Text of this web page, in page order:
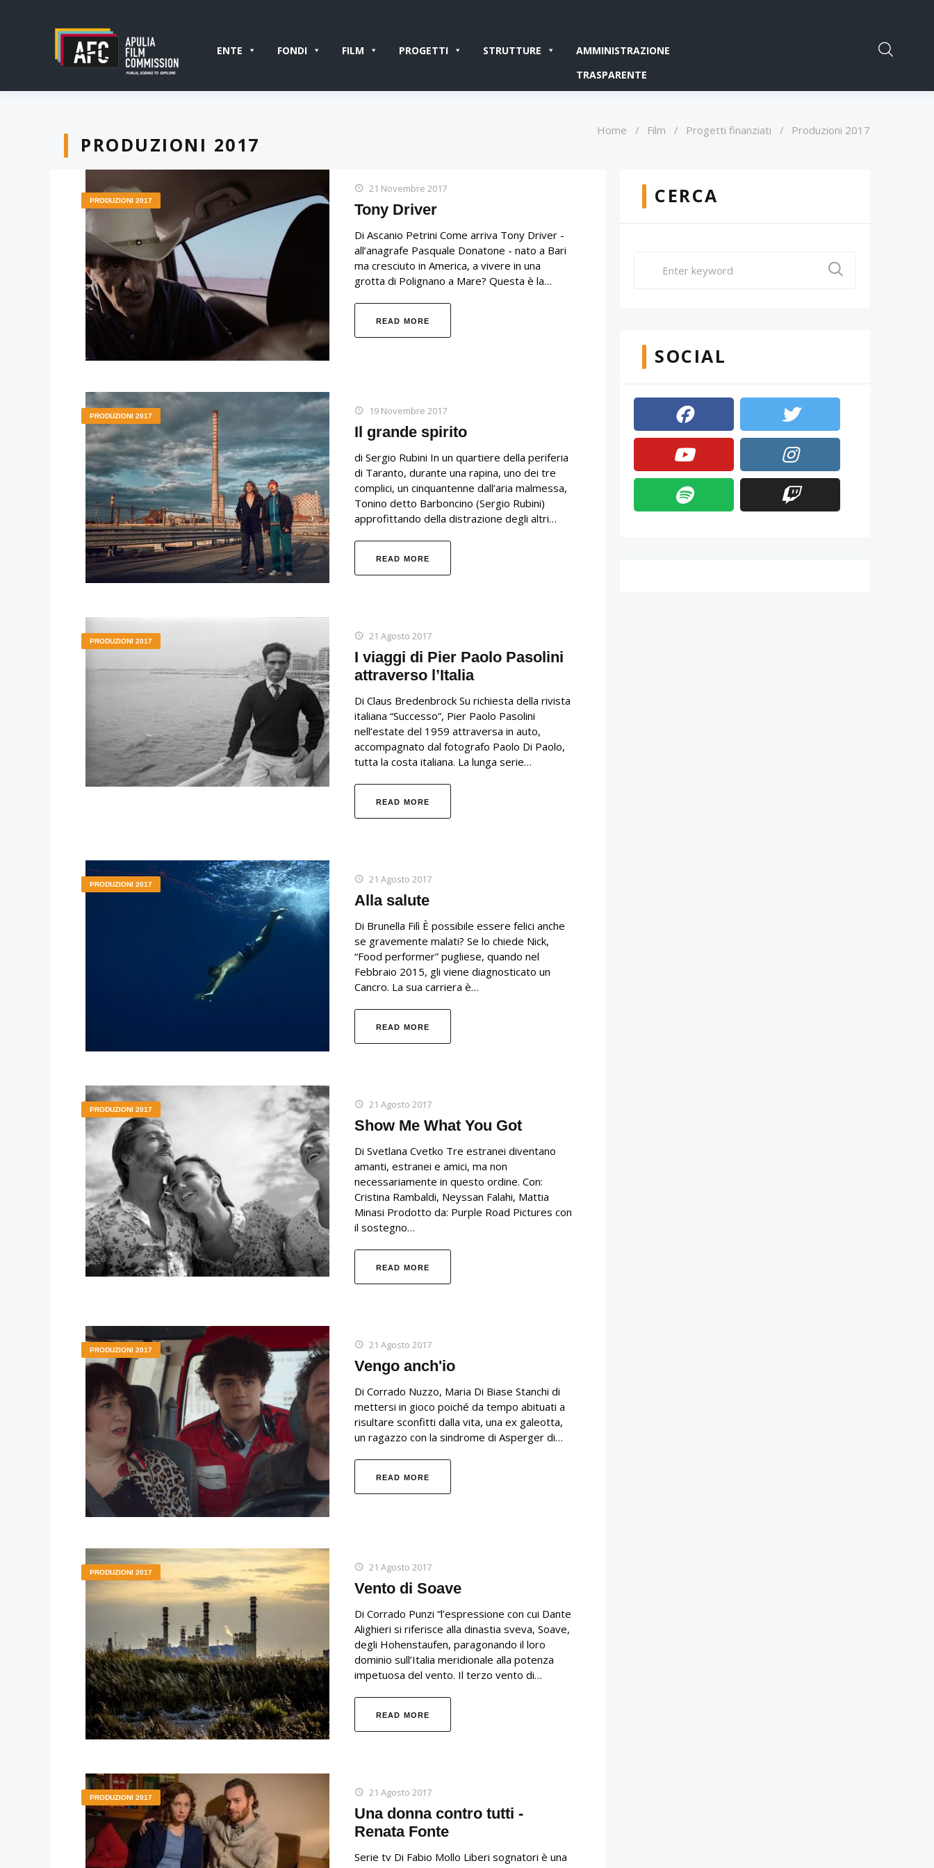
ENTE FONDI FILM PROGETTI STRUTTURE
AMMINISTRAZIONE
TRASPARENTE
PRODUZIONI 2017
Home / Film / Progetti finanziati / Produzioni 2017
21 Novembre 2017
PRODUZIONI 2017
Tony Driver
Di Ascanio Petrini Come arriva Tony Driver -
all’anagrafe Pasquale Donatone - nato a Bari
ma cresciuto in America, a vivere in una
grotta di Polignano a Mare? Questa è la…
READ MORE
19 Novembre 2017
PRODUZIONI 2017
Il grande spirito
di Sergio Rubini In un quartiere della periferia
di Taranto, durante una rapina, uno dei tre
complici, un cinquantenne dall’aria malmessa,
Tonino detto Barboncino (Sergio Rubini)
approfittando della distrazione degli altri…
READ MORE
21 Agosto 2017
PRODUZIONI 2017
I viaggi di Pier Paolo Pasolini
attraverso l’Italia
Di Claus Bredenbrock Su richiesta della rivista
italiana “Successo”, Pier Paolo Pasolini
nell’estate del 1959 attraversa in auto,
accompagnato dal fotografo Paolo Di Paolo,
tutta la costa italiana. La lunga serie…
READ MORE
21 Agosto 2017
PRODUZIONI 2017
Alla salute
Di Brunella Filì È possibile essere felici anche
se gravemente malati? Se lo chiede Nick,
“Food performer” pugliese, quando nel
Febbraio 2015, gli viene diagnosticato un
Cancro. La sua carriera è…
READ MORE
21 Agosto 2017
PRODUZIONI 2017
Show Me What You Got
Di Svetlana Cvetko Tre estranei diventano
amanti, estranei e amici, ma non
necessariamente in questo ordine. Con:
Cristina Rambaldi, Neyssan Falahi, Mattia
Minasi Prodotto da: Purple Road Pictures con
il sostegno…
READ MORE
21 Agosto 2017
PRODUZIONI 2017
Vengo anch'io
Di Corrado Nuzzo, Maria Di Biase Stanchi di
mettersi in gioco poiché da tempo abituati a
risultare sconfitti dalla vita, una ex galeotta,
un ragazzo con la sindrome di Asperger di…
READ MORE
21 Agosto 2017
PRODUZIONI 2017
Vento di Soave
Di Corrado Punzi “l’espressione con cui Dante
Alighieri si riferisce alla dinastia sveva, Soave,
degli Hohenstaufen, paragonando il loro
dominio sull’Italia meridionale alla potenza
impetuosa del vento. Il terzo vento di…
READ MORE
21 Agosto 2017
PRODUZIONI 2017
Una donna contro tutti -
Renata Fonte
Serie tv Di Fabio Mollo Liberi sognatori è una
CERCA
SOCIAL